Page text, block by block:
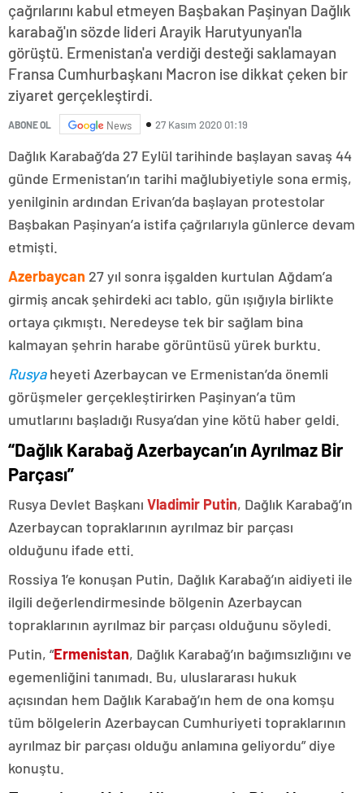
çağrılarını kabul etmeyen Başbakan Paşinyan Dağlık
karabağ'ın sözde lideri Arayik Harutyunyan'la
görüştü. Ermenistan'a verdiği desteği saklamayan
Fransa Cumhurbaşkanı Macron ise dikkat çeken bir
ziyaret gerçekleştirdi.
ABONE OL News 27 Kasım 2020 01:19
Dağlık Karabağ’da 27 Eylül tarihinde başlayan savaş 44
günde Ermenistan’ın tarihi mağlubiyetiyle sona ermiş,
yenilginin ardından Erivan’da başlayan protestolar
Başbakan Paşinyan’a istifa çağrılarıyla günlerce devam
etmişti.
Azerbaycan 27 yıl sonra işgalden kurtulan Ağdam’a
girmiş ancak şehirdeki acı tablo, gün ışığıyla birlikte
ortaya çıkmıştı. Neredeyse tek bir sağlam bina
kalmayan şehrin harabe görüntüsü yürek burktu.
Rusyaheyeti Azerbaycan ve Ermenistan’da önemli
görüşmeler gerçekleştirirken Paşinyan’a tüm
umutlarını başladığı Rusya’dan yine kötü haber geldi.
“Dağlık Karabağ Azerbaycan’ın Ayrılmaz Bir
Parçası”
Rusya Devlet Başkanı Vladimir Putin, Dağlık Karabağ’ın
Azerbaycan topraklarının ayrılmaz bir parçası
olduğunu ifade etti.
Rossiya 1’e konuşan Putin, Dağlık Karabağ’ın aidiyeti ile
ilgili değerlendirmesinde bölgenin Azerbaycan
topraklarının ayrılmaz bir parçası olduğunu söyledi.
Putin, “Ermenistan, Dağlık Karabağ’ın bağımsızlığını ve
egemenliğini tanımadı. Bu, uluslararası hukuk
açısından hem Dağlık Karabağ’ın hem de ona komşu
tüm bölgelerin Azerbaycan Cumhuriyeti topraklarının
ayrılmaz bir parçası olduğu anlamına geliyordu” diye
konuştu.